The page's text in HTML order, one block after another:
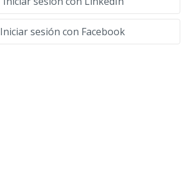
Iniciar sesión con Facebook